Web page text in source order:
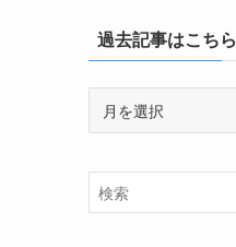
過去記事はこちら
事
は
こ